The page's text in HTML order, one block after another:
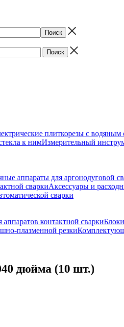
плиткорезы с
к нимИзмерительный
аппараты для аргонодуговой
сваркиАксессуары и
сварки
контактной сварки
плазменной резки
дюйма (10 шт.)